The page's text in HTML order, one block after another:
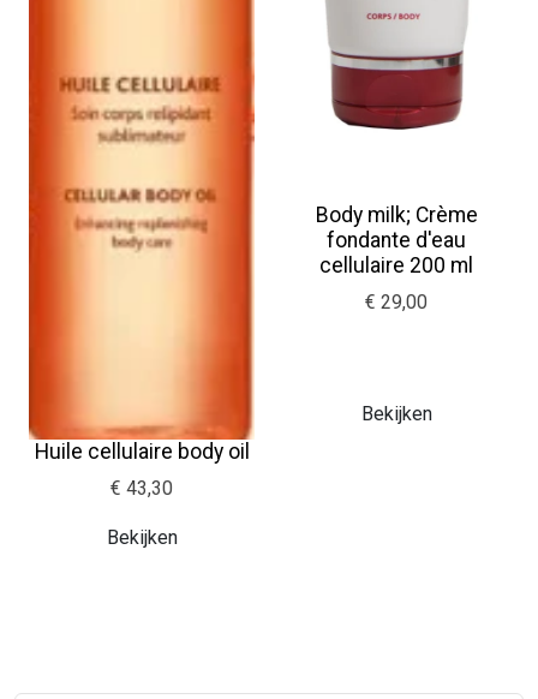
Huile cellulaire body oil
€ 43,30
Bekijken
Body milk; Crème
fondante d'eau
cellulaire 200 ml
€ 29,00
Bekijken